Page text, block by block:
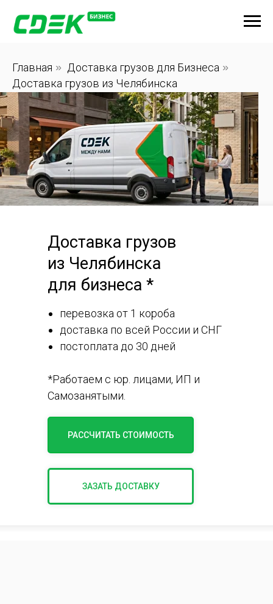
Главная » Доставка грузов для Бизнеса »
Доставка грузов из Челябинска
РАССЧИТАТЬ СТОИМОСТЬ
Доставка грузов
из Челябинска
для бизнеса *
ЗАЗАТЬ ДОСТАВКУ
перевозка от 1 короба
доставка по всей России и СНГ
постоплата до 30 дней
*Работаем с юр. лицами, ИП и
Самозанятыми.